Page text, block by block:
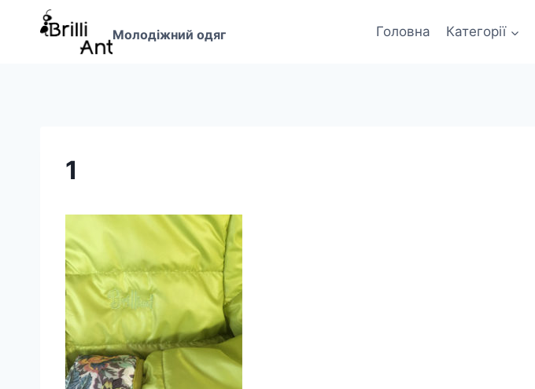
Перейти
Молодіжний одяг Головна Категорії
1